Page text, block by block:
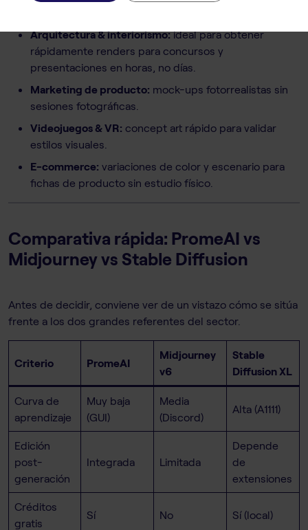
profesionales relacionados con la imagen y el diseño:
Arquitectura & interiorismo:ideal para obtener
rápidamente renders para concursos y
presentaciones en horas, no días.
Marketing de producto: mock-ups fotorrealistas sin
sesiones fotográficas.
Videojuegos & VR: concept art rápido para validar
estilos visuales.
E-commerce: variaciones de color y escenario para
fichas de producto sin estudio físico.
Comparativa rápida: PromeAI vs
Midjourney vs Stable Diffusion
Antes de decidir, conviene ver de un vistazo cómo se sitúa
frente a los dos grandes referentes del sector.
Criterio PromeAI
Midjourney
v6
Stable
Diffusion XL
Curva de
aprendizaje
Muy baja
(GUI)
Media
(Discord)
Alta (A1111)
Edición
post-
generación
Integrada Limitada
Depende
de
extensiones
Créditos
gratis
Sí No Sí (local)